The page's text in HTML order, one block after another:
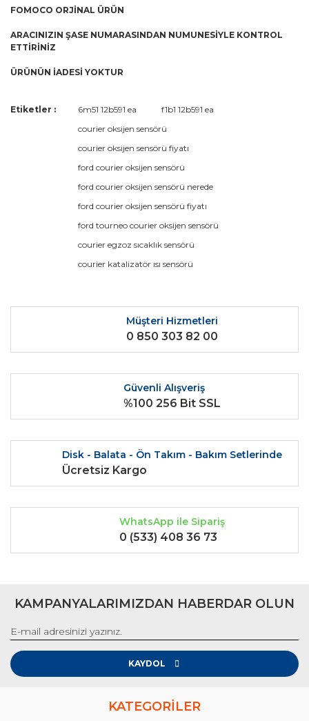
FOMOCO ORJİNAL ÜRÜN
ARACINIZIN ŞASE NUMARASINDAN NUMUNESİYLE KONTROL
ETTİRİNİZ
ÜRÜNÜN İADESİ YOKTUR
Bu ürüne ilk yorumu siz yapın!
Yorum Yaz
Bu ürünün fiyat bilgisi, resim, ürün açıklamalarında ve diğer
kullanarak tarafımıza iletebilirsiniz.
Görüş ve önerileriniz için teşekkür ederiz.
Gönder
Etiketler : 6m51 12b591 ea
f1b1 12b591 ea
courier oksijen sensörü
courier oksijen sensörü fiyatı
ford courier oksijen sensörü
ford courier oksijen sensörü nerede
ford courier oksijen sensörü fiyatı
ford tourneo courier oksijen sensörü
courier egzoz sıcaklık sensörü
courier katalizatör ısı sensörü
Müşteri Hizmetleri
0 850 303 82 00
Güvenli Alışveriş
%100 256 Bit SSL
Disk - Balata - Ön Takım - Bakım Setlerinde
Ücretsiz Kargo
WhatsApp ile Sipariş
0 (533) 408 36 73
KAMPANYALARIMIZDAN HABERDAR OLUN
KAYDOL
KATEGORİLER